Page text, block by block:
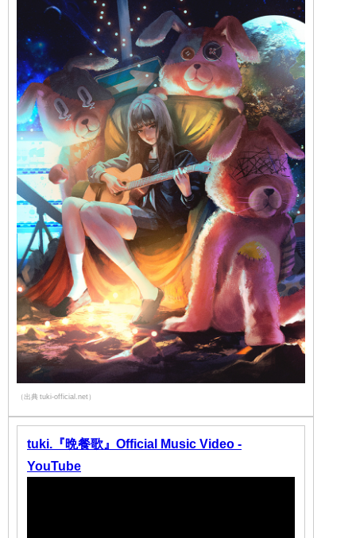
（出典 tuki-official.net）
tuki.『晩餐歌』Official Music Video -
YouTube